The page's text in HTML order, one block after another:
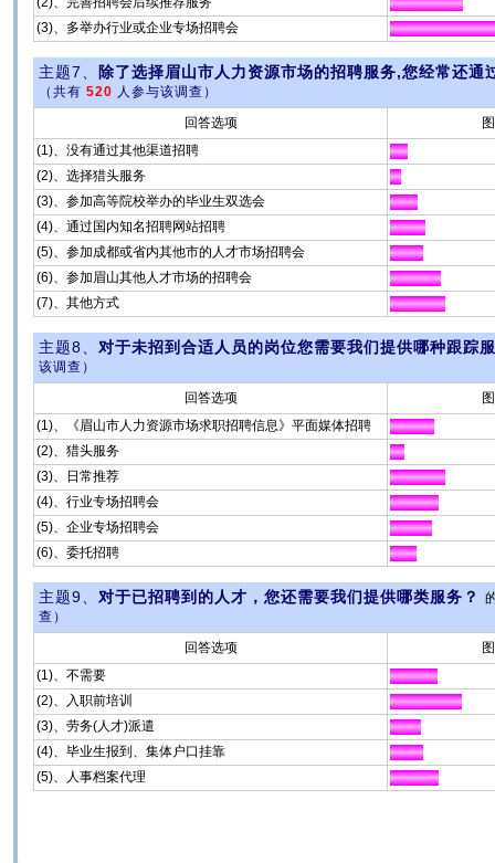
(3)、多举办行业或企业专场招聘会
主题7、 除了选择眉山市人力资源市场的招聘服务,您经常还通
（共有 520 人参与该调查）
回答选项
(1)、没有通过其他渠道招聘
(2)、选择猎头服务
(3)、参加高等院校举办的毕业生双选会
(4)、通过国内知名招聘网站招聘
(5)、参加成都或省内其他市的人才市场招聘会
(6)、参加眉山其他人才市场的招聘会
(7)、其他方式
主题8、 对于未招到合适人员的岗位您需要我们提供哪种跟踪
该调查）
回答选项
(1)、《眉山市人力资源市场求职招聘信息》平面媒体招聘
(2)、猎头服务
(3)、日常推荐
(4)、行业专场招聘会
(5)、企业专场招聘会
(6)、委托招聘
主题9、 对于已招聘到的人才，您还需要我们提供哪类服务？
查）
回答选项
(1)、不需要
(2)、入职前培训
(3)、劳务(人才)派遣
(4)、毕业生报到、集体户口挂靠
(5)、人事档案代理